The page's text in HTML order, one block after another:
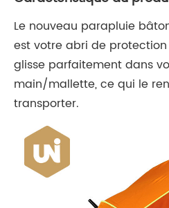
Le nouveau parapluie
est votre abri de
glisse parfaitement dans
main/mallette, ce qui le
transporter.